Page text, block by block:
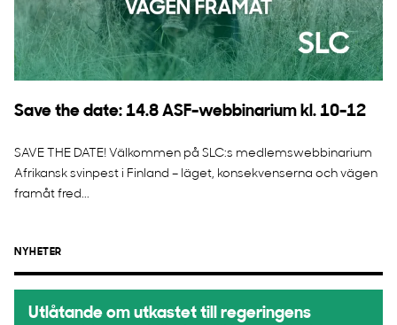
Save the date: 14.8 ASF-webbinarium kl. 10-12
SAVE THE DATE! Välkommen på SLC:s medlemswebbinarium
Afrikansk svinpest i Finland – läget, konsekvenserna och vägen
framåt fred...
NYHETER
Utlåtande om utkastet till regeringens